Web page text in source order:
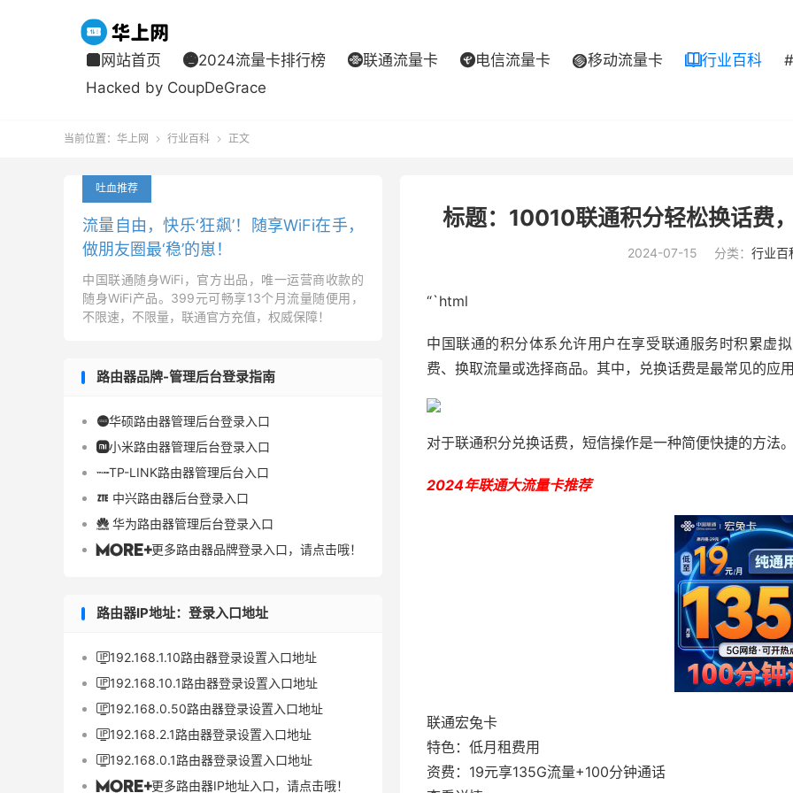
 网站首页 2024流量卡排行榜 联通流量卡 电信流量卡 移动流量卡 行业百科
Hacked by CoupDeGrace
当前位置： 华上网  行业百科  正文
标题：10010联通积分轻松换话费
2024-07-15 分类： 行业百
“`html
中国联通的积分体系允许用户在享受联通服务时积累虚
费、换取流量或选择商品。其中，兑换话费是最常见的应
对于联通积分兑换话费，短信操作是一种简便快捷的方法
2024年联通大流量卡推荐
联通宏兔卡
特色：低月租费用
资费：19元享135G流量+100分钟通话
吐血推荐
流量自由，快乐‘狂飙’！随享WiFi在手，
做朋友圈最‘稳’的崽！
中国联通随身WiFi，官方出品，唯一运营商收款的
随身WiFi产品。399元可畅享13个月流量随便用，
不限速，不限量，联通官方充值，权威保障！
路由器品牌-管理后台登录指南
华硕路由器管理后台登录入口
小米路由器管理后台登录入口
TP-LINK路由器管理后台入口
 中兴路由器后台登录入口
 华为路由器管理后台登录入口
更多路由器品牌登录入口，请点击哦！
路由器IP地址：登录入口地址
192.168.1.10路由器登录设置入口地址
192.168.10.1路由器登录设置入口地址
192.168.0.50路由器登录设置入口地址
192.168.2.1路由器登录设置入口地址
192.168.0.1路由器登录设置入口地址
更多路由器IP地址入口，请点击哦！